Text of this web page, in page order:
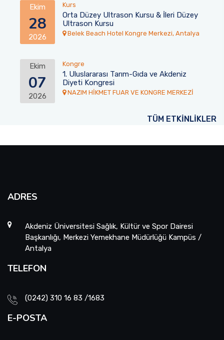
Ekim
28
2026
Kurs
Orta Düzey Ultrason Kursu & İleri Düzey
Ultrason Kursu
Belek Beach Hotel Kongre Merkezi, Antalya
Ekim
07
2026
Kongre
1. Uluslararası Tarım-Gıda ve Akdeniz
Diyeti Kongresi
NAZIM HİKMET FUAR VE KONGRE MERKEZİ
TÜM ETKİNLİKLER
ADRES
Akdeniz Üniversitesi Sağlık, Kültür ve Spor Dairesi
Başkanlığı, Merkezi Yemekhane Müdürlüğü Kampüs /
Antalya
TELEFON
(0242) 310 16 83 /1683
E-POSTA